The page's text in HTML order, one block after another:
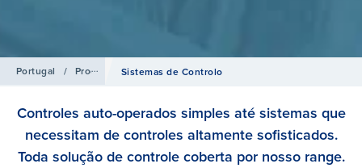
Portugal / Produtos Sistemas de Controlo
Controles auto-operados simples até sistemas que
necessitam de controles altamente sofisticados.
Toda solução de controle coberta por nosso range.